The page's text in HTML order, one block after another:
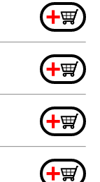
+
+
+
+